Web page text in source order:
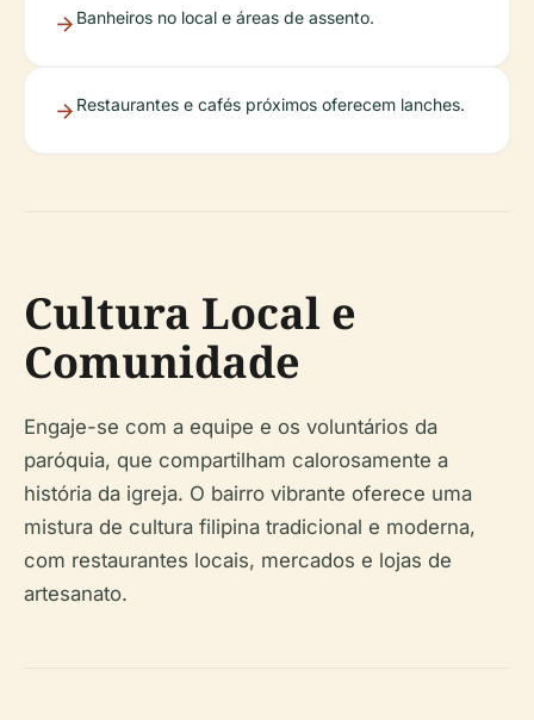
Banheiros no local e áreas de assento.
Restaurantes e cafés próximos oferecem lanches.
Cultura Local e
Comunidade
Engaje-se com a equipe e os voluntários da
paróquia, que compartilham calorosamente a
história da igreja. O bairro vibrante oferece uma
mistura de cultura filipina tradicional e moderna,
com restaurantes locais, mercados e lojas de
artesanato.